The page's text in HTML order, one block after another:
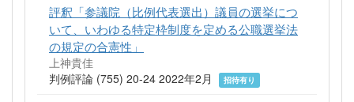
評釈「参議院（比例代表選出）議員の選挙につ
いて、いわゆる特定枠制度を定める公職選挙法
の規定の合憲性」
上神貴佳
判例評論 (755) 20-24 2022年2月
招待有り